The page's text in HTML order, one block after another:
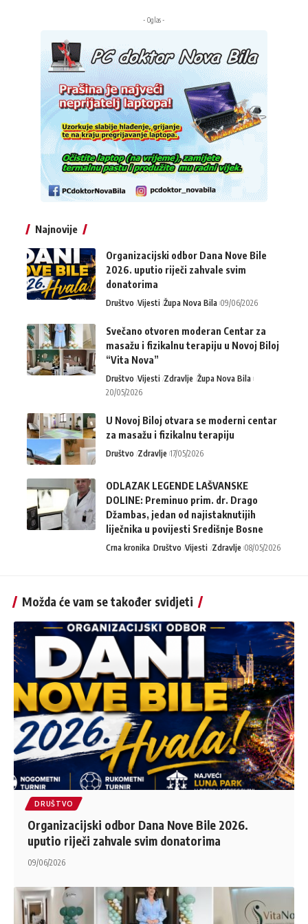
- Oglas -
Najnovije
Organizacijski odbor Dana Nove Bile
2026. uputio riječi zahvale svim
donatorima
Društvo Vijesti Župa Nova Bila 09/06/2026
Svečano otvoren moderan Centar za
masažu i fizikalnu terapiju u Novoj Biloj
“Vita Nova”
Društvo Vijesti Zdravlje Župa Nova Bila
20/05/2026
U Novoj Biloj otvara se moderni centar
za masažu i fizikalnu terapiju
Društvo Zdravlje 17/05/2026
ODLAZAK LEGENDE LAŠVANSKE
DOLINE: Preminuo prim. dr. Drago
Džambas, jedan od najistaknutijih
liječnika u povijesti Središnje Bosne
Crna kronika Društvo Vijesti Zdravlje 08/05/2026
Možda će vam se također svidjeti
DRUŠTVO
Organizacijski odbor Dana Nove Bile 2026.
uputio riječi zahvale svim donatorima
09/06/2026